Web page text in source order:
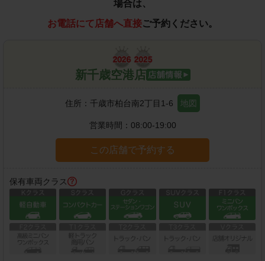
場合は、
お電話にて店舗へ直接ご予約ください。
新千歳空港店
住所： 千歳市柏台南2丁目1-6 地図
営業時間： 08:00-19:00
この店舗で予約する
保有車両クラス